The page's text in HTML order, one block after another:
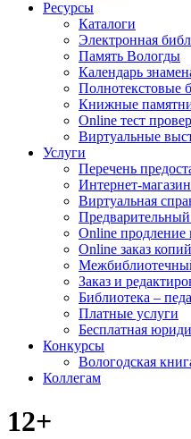
Ресурсы
Каталоги
Электронная
Память Вологды
Календарь
Полнотекстовые
Книжные
Online тест
Виртуальные
Услуги
Перечень
Интернет-магазин
Виртуальная
Предварительный
Online продление
Online заказ
Заказ и
Библиотека –
Платные услуги
Бесплатная
Конкурсы
Вологодская
Коллегам
12+